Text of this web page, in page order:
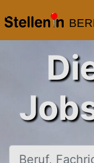
Beruf,